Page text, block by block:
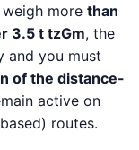
more than
3.5 t tzGm, the
and you must
of the distance-
active on
routes.